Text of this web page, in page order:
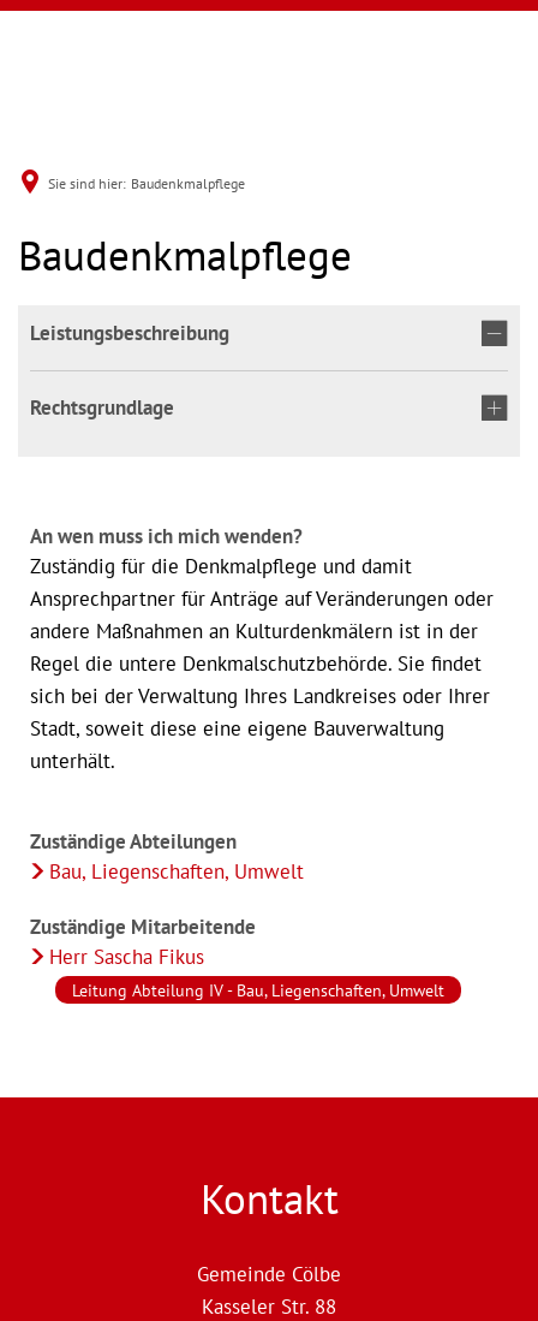
Sie sind hier: Baudenkmalpflege
Baudenkmalpflege
Leistungsbeschreibung
Rechtsgrundlage
An wen muss ich mich wenden?
Zuständig für die Denkmalpflege und damit
Ansprechpartner für Anträge auf Veränderungen oder
andere Maßnahmen an Kulturdenkmälern ist in der
Regel die untere Denkmalschutzbehörde. Sie findet
sich bei der Verwaltung Ihres Landkreises oder Ihrer
Stadt, soweit diese eine eigene Bauverwaltung
unterhält.
Zuständige Abteilungen
Bau, Liegenschaften, Umwelt
Zuständige Mitarbeitende
Herr Sascha Fikus
Leitung Abteilung IV - Bau, Liegenschaften, Umwelt
Kontakt
Gemeinde Cölbe
Kasseler Str. 88